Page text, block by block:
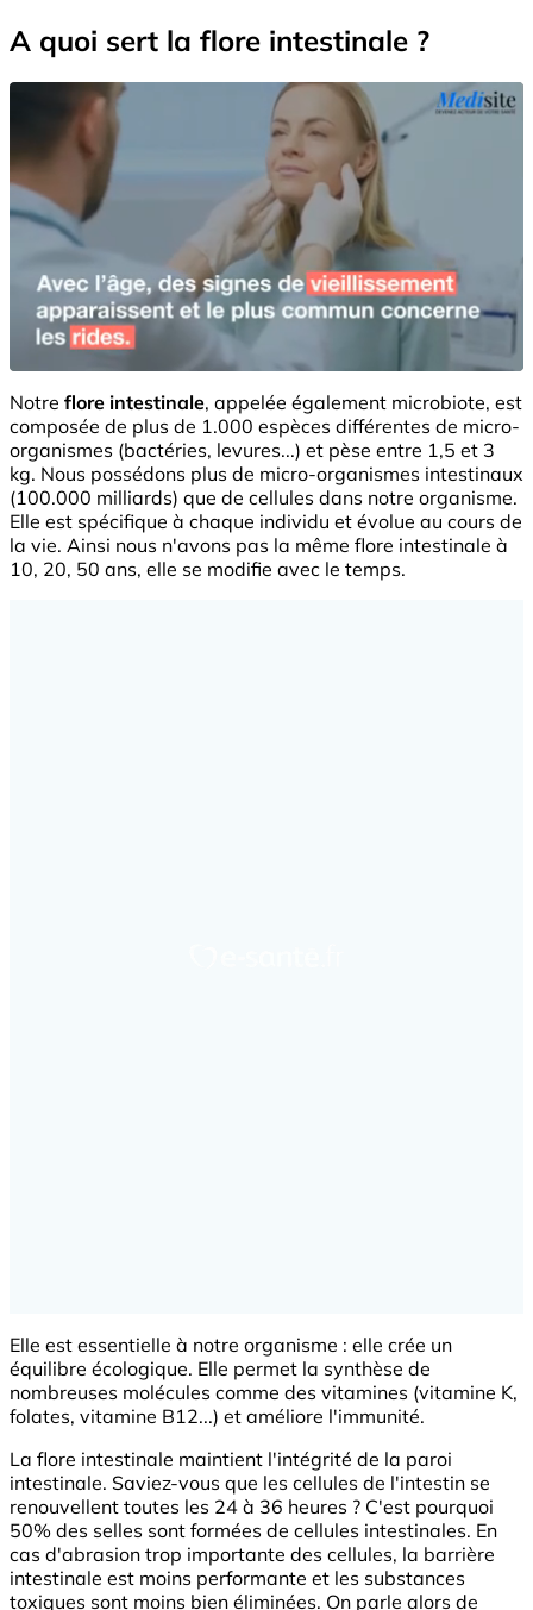
A quoi sert la flore intestinale ?
Notre flore intestinale, appelée également microbiote, est
composée de plus de 1.000 espèces différentes de micro-
organismes (bactéries, levures...) et pèse entre 1,5 et 3
kg. Nous possédons plus de micro-organismes intestinaux
(100.000 milliards) que de cellules dans notre organisme.
Elle est spécifique à chaque individu et évolue au cours de
la vie. Ainsi nous n'avons pas la même flore intestinale à
10, 20, 50 ans, elle se modifie avec le temps.
Elle est essentielle à notre organisme : elle crée un
équilibre écologique. Elle permet la synthèse de
nombreuses molécules comme des vitamines (vitamine K,
folates, vitamine B12...) et améliore l'immunité.
La flore intestinale maintient l'intégrité de la paroi
intestinale. Saviez-vous que les cellules de l'intestin se
renouvellent toutes les 24 à 36 heures ? C'est pourquoi
50% des selles sont formées de cellules intestinales. En
cas d'abrasion trop importante des cellules, la barrière
intestinale est moins performante et les substances
toxiques sont moins bien éliminées. On parle alors de